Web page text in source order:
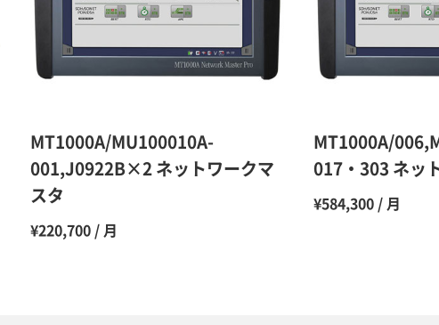
MT1000A/MU100010A-
001,J0922B×2 ネットワークマ
スタ
¥220,700 / 月
MT1000A/
017・303 ネッ
¥584,300 / 月